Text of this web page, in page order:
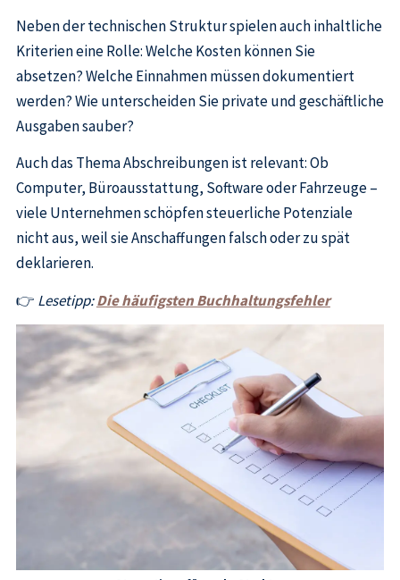
Neben der technischen Struktur spielen auch inhaltliche
Kriterien eine Rolle: Welche Kosten können Sie
absetzen? Welche Einnahmen müssen dokumentiert
werden? Wie unterscheiden Sie private und geschäftliche
Ausgaben sauber?
Auch das Thema Abschreibungen ist relevant: Ob
Computer, Büroausstattung, Software oder Fahrzeuge –
viele Unternehmen schöpfen steuerliche Potenziale
nicht aus, weil sie Anschaffungen falsch oder zu spät
deklarieren.
👉 Lesetipp:Die häufigsten Buchhaltungsfehler